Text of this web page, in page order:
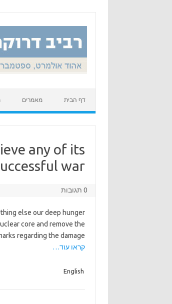
דף הבית מאמרים
any of its
war?
0 תגובות
else our deep hunger
core and remove the
regarding the damage
קראו עוד…
English